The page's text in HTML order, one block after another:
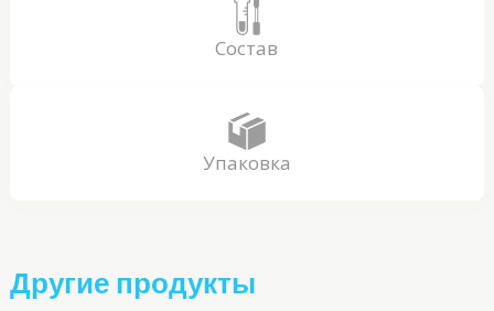
Состав
Упаковка
Другие продукты